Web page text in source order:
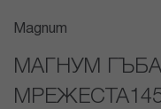
Преминете
началото
галерия
Magnum
МАГНУМ